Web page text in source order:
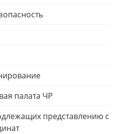
палата ЧР
представлению с